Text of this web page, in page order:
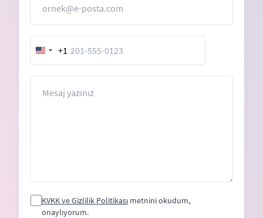
United
States
+1
KVKK ve Gizlilik Politikası metnini okudum,
onaylıyorum.